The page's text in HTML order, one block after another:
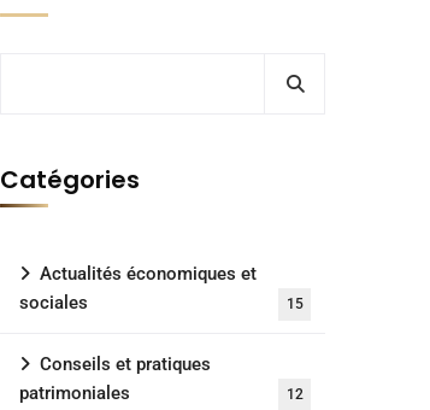
Catégories
Actualités économiques et
sociales
15
Conseils et pratiques
patrimoniales
12